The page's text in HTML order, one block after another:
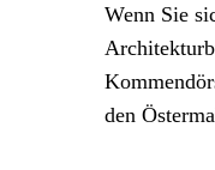
Wenn Sie
den